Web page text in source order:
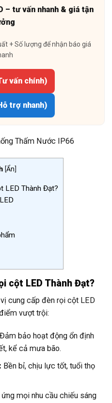
– tư vấn nhanh & giá tận
+ Số lượng để nhận báo giá
vấn chính)
trợ nhanh)
Thấm Nước IP66
[Ẩn]
LED Thành Đạt?
cột LED Thành Đạt?
cung cấp đèn rọi cột LED
vượt trội:
Đảm bảo hoạt động ổn định
kể cả mưa bão.
Bền bỉ, chịu lực tốt, tuổi thọ
mọi nhu cầu chiếu sáng